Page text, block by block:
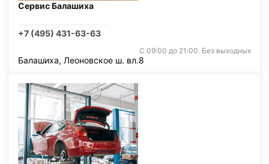
Сервис Балашиха
+7 (495) 431-63-63
С 09:00 до 21:00. Без выходных
Балашиха, Леоновское ш. вл.8